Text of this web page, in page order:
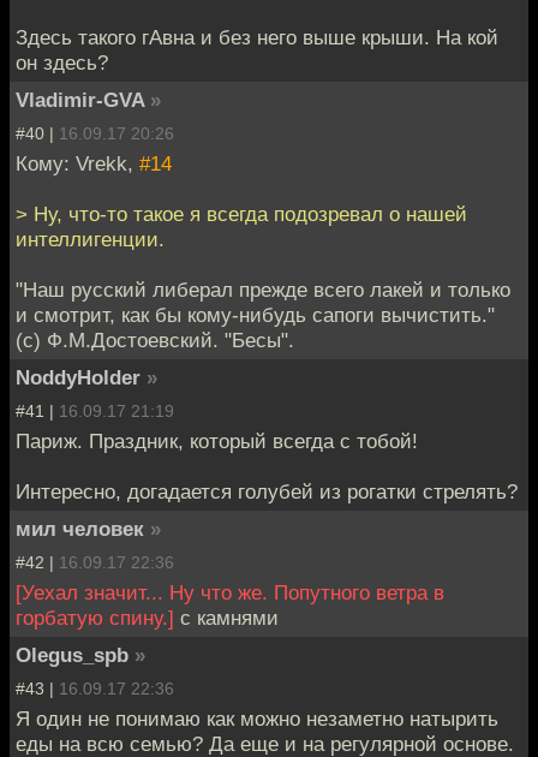
Здесь такого гАвна и без него выше крыши. На кой
он здесь?
Vladimir-GVA »
#40 | 16.09.17 20:26
Кому: Vrekk, #14
> Ну, что-то такое я всегда подозревал о нашей
интеллигенции.
"Наш русский либерал прежде всего лакей и только
и смотрит, как бы кому-нибудь сапоги вычистить."
(c) Ф.М.Достоевский. "Бесы".
NoddyHolder »
#41 | 16.09.17 21:19
Париж. Праздник, который всегда с тобой!
Интересно, догадается голубей из рогатки стрелять?
мил человек »
#42 | 16.09.17 22:36
[Уехал значит... Ну что же. Попутного ветра в
горбатую спину.] с камнями
Olegus_spb »
#43 | 16.09.17 22:36
Я один не понимаю как можно незаметно натырить
еды на всю семью? Да еще и на регулярной основе.